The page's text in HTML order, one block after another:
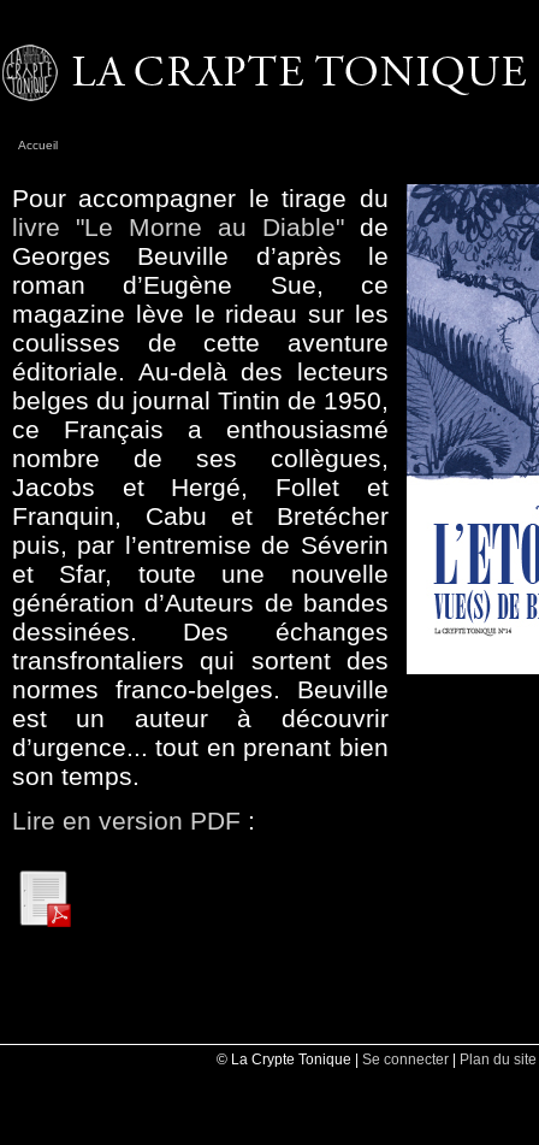
Accueil
Pour accompagner le tirage du
livre "Le Morne au Diable" de
Georges Beuville d’après le
roman d’Eugène Sue, ce
magazine lève le rideau sur les
coulisses de cette aventure
éditoriale. Au-delà des lecteurs
belges du journal Tintin de 1950,
ce Français a enthousiasmé
nombre de ses collègues,
Jacobs et Hergé, Follet et
Franquin, Cabu et Bretécher
puis, par l’entremise de Séverin
et Sfar, toute une nouvelle
génération d’Auteurs de bandes
dessinées. Des échanges
transfrontaliers qui sortent des
normes franco-belges. Beuville
est un auteur à découvrir
d’urgence... tout en prenant bien
son temps.
Lire en version PDF :
© La Crypte Tonique | Se connecter | Plan du site